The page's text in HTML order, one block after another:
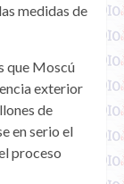
medidas de
que Moscú
exterior
de
en serio el
proceso